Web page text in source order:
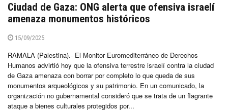
Ciudad de Gaza: ONG alerta que ofensiva israelí
amenaza monumentos históricos
15/09/2025
RAMALA (Palestina).- El Monitor Euromediterráneo de Derechos
Humanos advirtió hoy que la ofensiva terrestre israelí contra la ciudad
de Gaza amenaza con borrar por completo lo que queda de sus
monumentos arqueológicos y su patrimonio. En un comunicado, la
organización no gubernamental consideró que se trata de un flagrante
ataque a bienes culturales protegidos por...